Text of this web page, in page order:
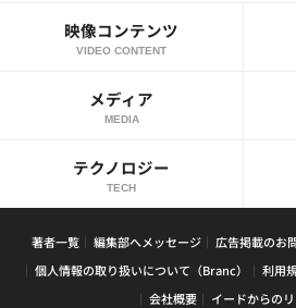
映像コンテンツ
VIDEO CONTENT
メディア
MEDIA
テクノロジー
TECH
著者一覧 編集部へメッセージ 広告掲載のお
個人情報の取り扱いについて（Branc）
利用
会社概要
イードからの